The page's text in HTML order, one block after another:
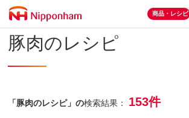
商品・レシピ
豚肉のレシピ
「豚肉のレシピ」の検索結果： 153件